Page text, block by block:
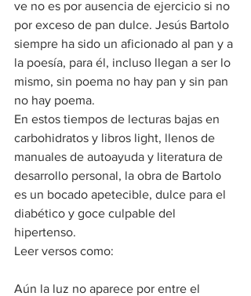
ve no es por ausencia de ejercicio si no
por exceso de pan dulce. Jesús Bartolo
siempre ha sido un aficionado al pan y a
la poesía, para él, incluso llegan a ser lo
mismo, sin poema no hay pan y sin pan
no hay poema.
En estos tiempos de lecturas bajas en
carbohidratos y libros light, llenos de
manuales de autoayuda y literatura de
desarrollo personal, la obra de Bartolo
es un bocado apetecible, dulce para el
diabético y goce culpable del
hipertenso.
Leer versos como:
Aún la luz no aparece por entre el